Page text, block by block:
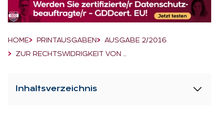
Breadcrumb-Navigation
HOME PRINTAUSGABEN
AUSGABE 2/2016
ZUR RECHTSWIDRIGKEIT VON …
Inhaltsverzeichnis